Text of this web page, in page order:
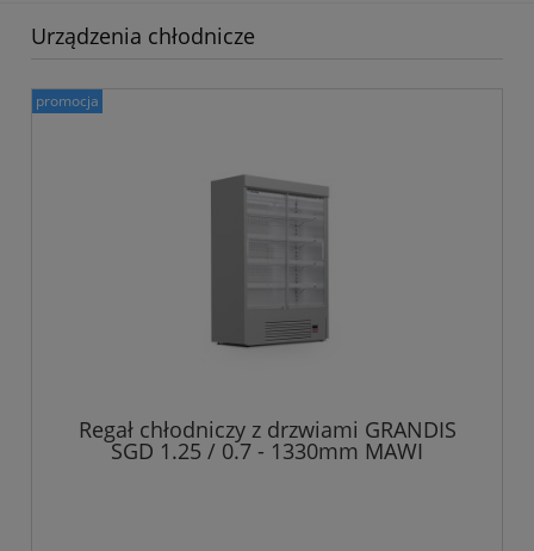
Urządzenia chłodnicze
Regał chłodniczy z drzwiami GRANDIS
SGD 1.25 / 0.7 - 1330mm MAWI
promocja